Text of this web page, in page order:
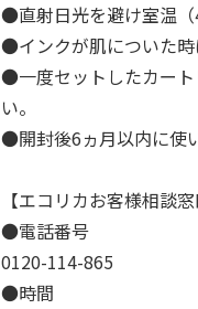
●直射日光を避け室温
●インクが肌についた時
●一度セットしたカー
い。
●開封後6ヵ月以内に使
【エコリカお客様相談窓
●電話番号
0120-114-865
●時間